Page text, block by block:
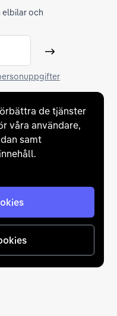
de tjänster
våra användare,
samt
elbilar och
Skicka
att erbjuda dig bästa
en rad olika
dig trygg vid ditt köp
gällande